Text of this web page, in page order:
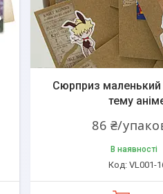
Сюрприз маленький
тему
86 ₴/
В наявності
VL001-